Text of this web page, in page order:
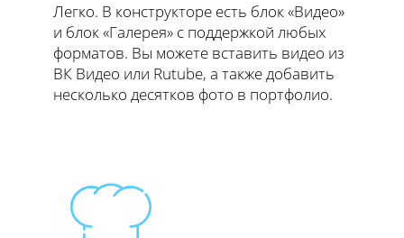
Легко. В конструкторе есть блок «Видео»
и блок «Галерея» с поддержкой любых
форматов. Вы можете вставить видео из
ВК Видео или Rutube, а также добавить
несколько десятков фото в портфолио.